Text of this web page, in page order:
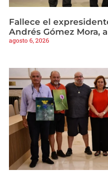
Fallece el
Andrés Gómez Mora,
agosto 6, 2026